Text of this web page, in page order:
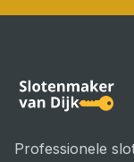
Professionele